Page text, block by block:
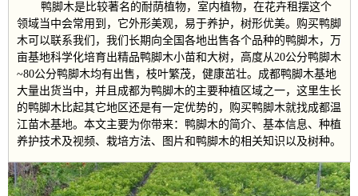
鸭脚木是比较著名的耐荫植物，室内植物，在花卉租摆这个
领域当中会常用到，它外形美观，易于养护，树形优美。购买鸭脚
木可以联系我们，我们长期向全国各地出售各个品种的鸭脚木，万
亩基地科学化培育出精品鸭脚木小苗和大树，高度从20公分鸭脚木
~80公分鸭脚木均有出售，枝叶繁茂，健康茁壮。成都鸭脚木基地
大量出货当中，并且成都为鸭脚木的主要种植区域之一，这里生长
的鸭脚木比起其它地区还是有一定优势的，购买鸭脚木就找成都温
江苗木基地。本文主要为你带来：鸭脚木的简介、基本信息、种植
养护技术及视频、栽培方法、图片和鸭脚木的相关知识以及树种。